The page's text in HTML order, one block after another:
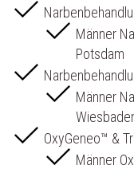
Männer
Potsdam
Männer
OxyGeneo™ &
Männer